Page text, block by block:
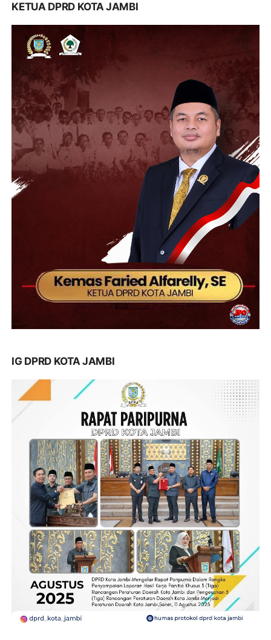
KETUA DPRD KOTA JAMBI
IG DPRD KOTA JAMBI